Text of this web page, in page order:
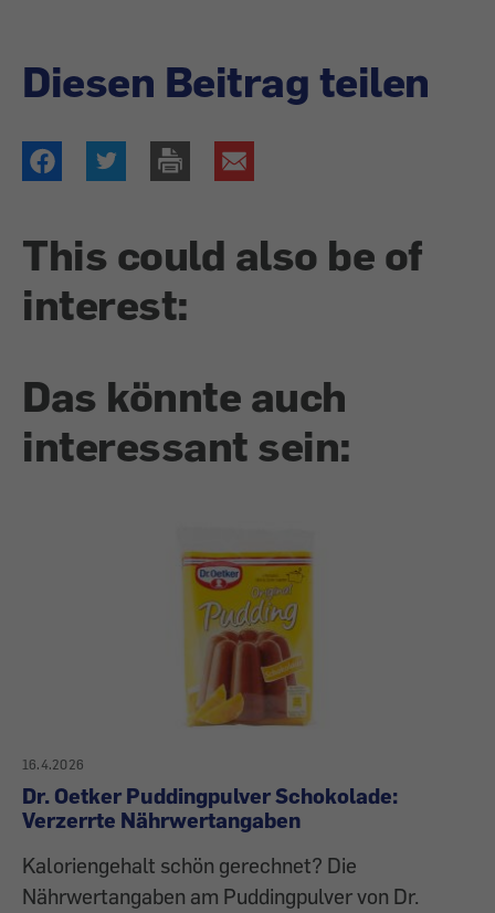
Diesen Beitrag teilen
This could also be of
interest:
Das könnte auch
interessant sein:
16.4.2026
Dr. Oetker Puddingpulver Schokolade:
Verzerrte Nährwertangaben
Kaloriengehalt schön gerechnet? Die
Nährwertangaben am Puddingpulver von Dr.